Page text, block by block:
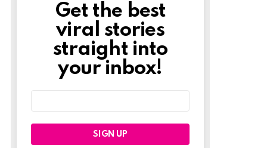
Newslett
Get the best
viral stories
straight into
your inbox!